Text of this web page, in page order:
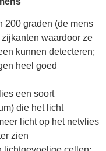
200 graden (de mens
waardoor ze
kunnen detecteren;
heel goed
een soort
die het licht
licht op het netvlies
zien